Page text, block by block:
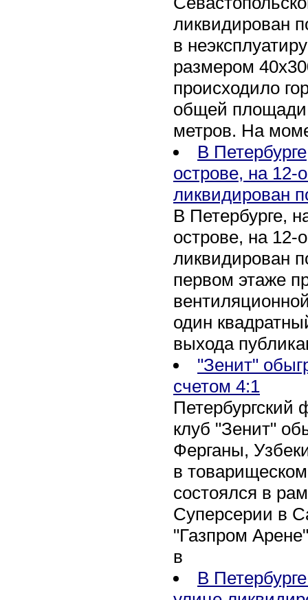
ликвидирован
в
размером
происходило
общей площади
метров. На
В
острове, на 12-
ликвидирован
В Петербурге,
острове, на 12-
ликвидирован
первом этаже
один
выхода
"Зенит"
счетом 4:1
Петербургский
клуб "Зенит"
Ферганы,
в
состоялся в
Суперсерии в
"Газпром
в
В